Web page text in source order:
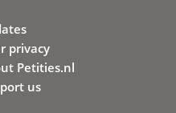
privacy
Petities.nl
us